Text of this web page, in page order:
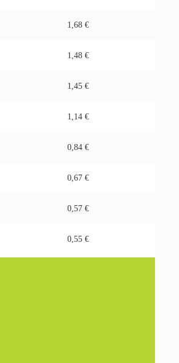
1,68 €
1,48 €
1,45 €
1,14 €
0,84 €
0,67 €
0,57 €
0,55 €